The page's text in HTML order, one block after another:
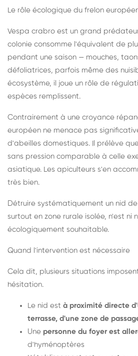
Le rôle écologique du frelon
Vespa crabro est un grand
colonie consomme l'équivalent de
pendant une saison — mouches,
défoliatrices, parfois même des
écosystème, il joue un rôle de
espèces remplissent.
Contrairement à une croyance
européen ne menace pas
d'abeilles domestiques. Il prélève
sans pression comparable à celle
asiatique. Les apiculteurs s'en
très bien.
Détruire systématiquement un nid
surtout en zone rurale isolée, n'est ni
écologiquement souhaitable.
Quand l'intervention est nécessaire
Cela dit, plusieurs situations
hésitation.
Le nid est à proximité directe
terrasse, d'une zone de
Une personne du foyer est
d'hyménoptères